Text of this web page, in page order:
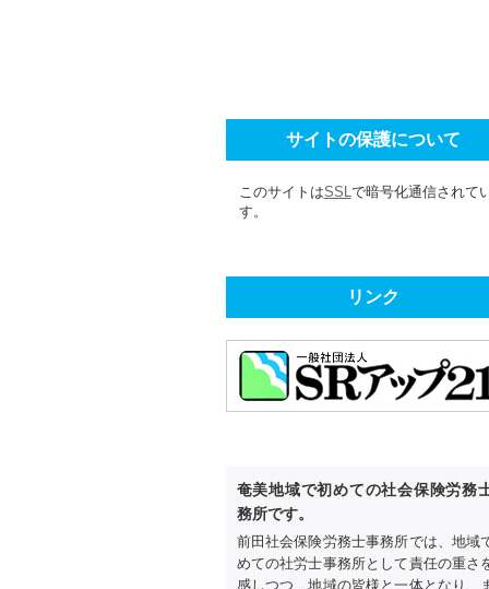
サイトの保護について
このサイトはSSLで暗号化通信されて
す。
リンク
奄美地域で初めての社会保険労務
務所です。
前田社会保険労務士事務所では、地域
めての社労士事務所として責任の重さ
感しつつ、地域の皆様と一体となり、